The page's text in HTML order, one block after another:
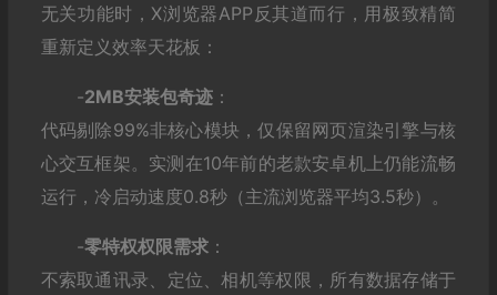
无关功能时，X浏览器APP反其道而行，用极致精简
重新定义效率天花板：
-‌2MB安装包奇迹‌：
代码剔除99%非核心模块，仅保留网页渲染引擎与核
心交互框架。实测在10年前的老款安卓机上仍能流畅
运行，冷启动速度0.8秒（主流浏览器平均3.5秒）。
-‌零特权权限需求‌：
不索取通讯录、定位、相机等权限，所有数据存储于